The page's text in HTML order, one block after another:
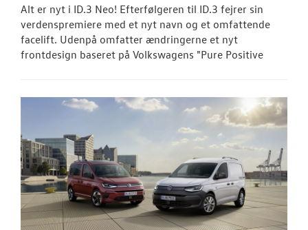
Alt er nyt i ID.3 Neo! Efterfølgeren til ID.3 fejrer sin
verdenspremiere med et nyt navn og et omfattende
facelift. Udenpå omfatter ændringerne et nyt
frontdesign baseret på Volkswagens "Pure Positive